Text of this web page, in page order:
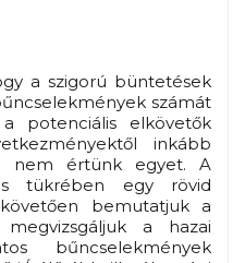
a szigorú büntetések
számát
potenciális elkövetők
inkább
nem értünk egyet. A
tükrében egy rövid
bemutatjuk a
a hazai
bűncselekmények